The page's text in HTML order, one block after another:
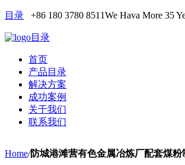
目录 +86 180 3780 8511We Hava More 35
目录
首页
产品目录
解决方案
成功案例
关于我们
联系我们
Home/防城港滩营有色金属冶炼厂配套煤粉